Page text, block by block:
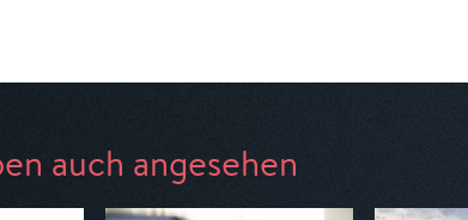
auch angesehen